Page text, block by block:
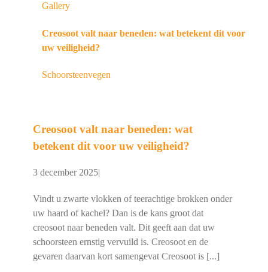
Gallery
Creosoot valt naar beneden: wat betekent dit voor
uw veiligheid?
Schoorsteenvegen
Creosoot valt naar beneden: wat
betekent dit voor uw veiligheid?
3 december 2025|
Vindt u zwarte vlokken of teerachtige brokken onder
uw haard of kachel? Dan is de kans groot dat
creosoot naar beneden valt. Dit geeft aan dat uw
schoorsteen ernstig vervuild is. Creosoot en de
gevaren daarvan kort samengevat Creosoot is [...]